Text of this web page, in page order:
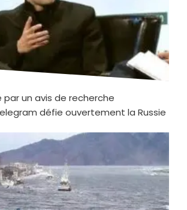
par un avis de recherche
défie ouvertement la Russie